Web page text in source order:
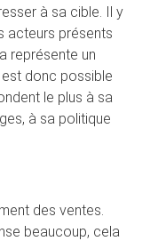
à sa cible. Il y
acteurs présents
représente un
donc possible
le plus à sa
à sa politique
des ventes.
beaucoup, cela